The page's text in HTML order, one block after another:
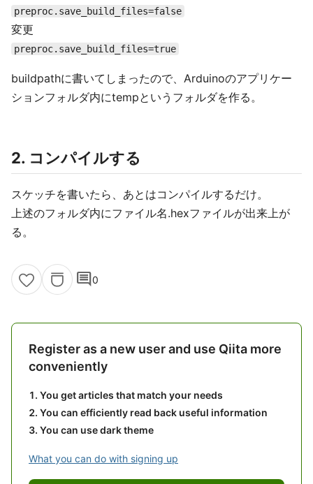
preproc.save_build_files=false
変更
preproc.save_build_files=true
buildpathに書いてしまったので、Arduinoのアプリケー
ションフォルダ内にtempというフォルダを作る。
2. コンパイルする
スケッチを書いたら、あとはコンパイルするだけ。
上述のフォルダ内にファイル名.hexファイルが出来上が
る。
comment0
Register as a new user and use Qiita more
conveniently
You get articles that match your needs
You can efficiently read back useful information
You can use dark theme
What you can do with signing up